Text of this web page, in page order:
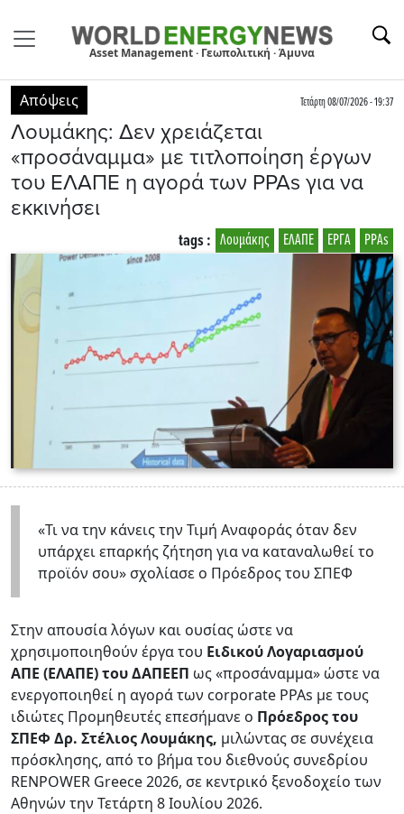
Asset Management · Γεωπολιτική · Άμυνα
Απόψεις Τετάρτη 08/07/2026 - 19:37
Λουμάκης: Δεν χρειάζεται
«προσάναμμα» με τιτλοποίηση έργων
του ΕΛΑΠΕ η αγορά των PPAs για να
εκκινήσει
PPAs
ΕΡΓΑ
ΕΛΑΠΕ
Λουμάκης
tags :
«Τι να την κάνεις την Τιμή Αναφοράς όταν δεν
υπάρχει επαρκής ζήτηση για να καταναλωθεί το
προϊόν σου» σχολίασε ο Πρόεδρος του ΣΠΕΦ
Στην απουσία λόγων και ουσίας ώστε να
χρησιμοποιηθούν έργα του Ειδικού Λογαριασμού
ΑΠΕ (ΕΛΑΠΕ) του ΔΑΠΕΕΠ ως «προσάναμμα» ώστε να
ενεργοποιηθεί η αγορά των corporate PPAs με τους
ιδιώτες Προμηθευτές επεσήμανε ο Πρόεδρος του
ΣΠΕΦ Δρ. Στέλιος Λουμάκης, μιλώντας σε συνέχεια
πρόσκλησης, από το βήμα του διεθνούς συνεδρίου
RENPOWER Greece 2026, σε κεντρικό ξενοδοχείο των
Αθηνών την Τετάρτη 8 Ιουλίου 2026.